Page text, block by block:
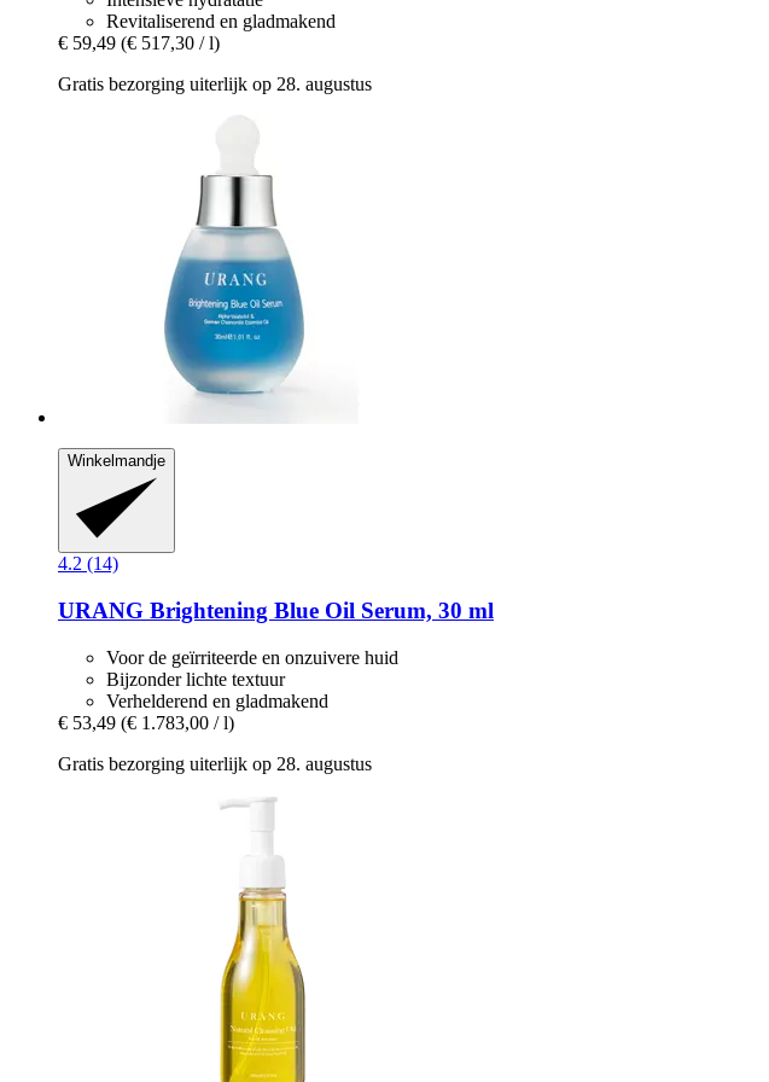
Revitaliserend en gladmakend
€ 59,49 (€ 517,30 / l)
Gratis bezorging uiterlijk op 28. augustus
Winkelmandje
4.2 (14)
URANG Brightening Blue Oil Serum, 30 ml
Voor de geïrriteerde en onzuivere huid
Bijzonder lichte textuur
Verhelderend en gladmakend
€ 53,49 (€ 1.783,00 / l)
Gratis bezorging uiterlijk op 28. augustus